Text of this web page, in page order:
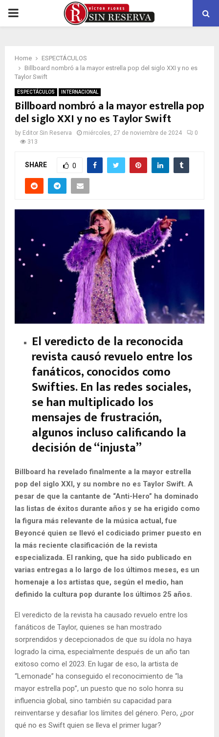
PRIMARY
Home
ESPECTÁCULOS
Billboard nombró a la mayor estrella pop del siglo XXI y no es
Taylor Swift
ESPECTÁCULOS INTERNACIONAL
Billboard nombró a la mayor estrella pop
del siglo XXI y no es Taylor Swift
by Editor Sin Reserva miércoles, 27 de noviembre de 2024
0
313
SHARE 0
El veredicto de la reconocida
revista causó revuelo entre los
fanáticos, conocidos como
Swifties. En las redes sociales,
se han multiplicado los
mensajes de frustración,
algunos incluso calificando la
decisión de “injusta”
Billboard ha revelado finalmente a la mayor estrella
pop del siglo XXI, y su nombre no es Taylor Swift. A
pesar de que la cantante de “Anti-Hero” ha dominado
las listas de éxitos durante años y se ha erigido como
la figura más relevante de la música actual, fue
Beyoncé quien se llevó el codiciado primer puesto en
la más reciente clasificación de la revista
especializada. El ranking, que ha sido publicado en
varias entregas a lo largo de los últimos meses, es un
homenaje a los artistas que, según el medio, han
definido la cultura pop durante los últimos 25 años.
El veredicto de la revista ha causado revuelo entre los
fanáticos de Taylor, quienes se han mostrado
sorprendidos y decepcionados de que su ídola no haya
logrado la cima, especialmente después de un año tan
exitoso como el 2023. En lugar de eso, la artista de
“Lemonade” ha conseguido el reconocimiento de “la
mayor estrella pop”, un puesto que no solo honra su
influencia global, sino también su capacidad para
reinventarse y desafiar los límites del género. Pero, ¿por
qué no es Swift quien se lleva el primer lugar?